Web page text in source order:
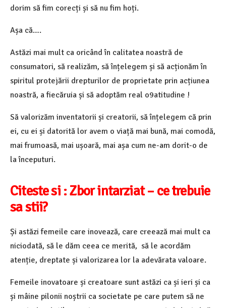
dorim să fim corecți și să nu fim hoți.
Așa că….
Astăzi mai mult ca oricând în calitatea noastră de
consumatori, să realizăm, să înțelegem și să acționăm în
spiritul protejării drepturilor de proprietate prin acțiunea
noastră, a fiecăruia și să adoptăm real o9atitudine !
Să valorizăm inventatorii și creatorii, să înțelegem că prin
ei, cu ei și datorită lor avem o viață mai bună, mai comodă,
mai frumoasă, mai ușoară, mai așa cum ne-am dorit-o de
la începuturi.
Citeste si :Zbor intarziat – ce trebuie
sa stii?
Și astăzi femeile care inovează, care creează mai mult ca
niciodată, să le dăm ceea ce merită, să le acordăm
atenție, dreptate și valorizarea lor la adevărata valoare.
Femeile inovatoare și creatoare sunt astăzi ca și ieri și ca
și mâine pilonii noștrii ca societate pe care putem să ne